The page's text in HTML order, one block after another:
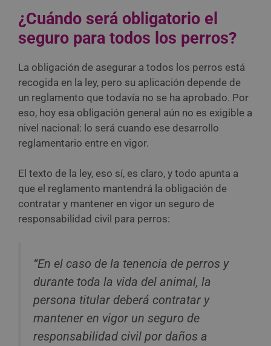
¿Cuándo será obligatorio el
seguro para todos los perros?
La obligación de asegurar a todos los perros está
recogida en la ley, pero su aplicación depende de
un reglamento que todavía no se ha aprobado. Por
eso, hoy esa obligación general aún no es exigible a
nivel nacional: lo será cuando ese desarrollo
reglamentario entre en vigor.
El texto de la ley, eso sí, es claro, y todo apunta a
que el reglamento mantendrá la obligación de
contratar y mantener en vigor un seguro de
responsabilidad civil para perros:
“En el caso de la tenencia de perros y
durante toda la vida del animal, la
persona titular deberá contratar y
mantener en vigor un seguro de
responsabilidad civil por daños a